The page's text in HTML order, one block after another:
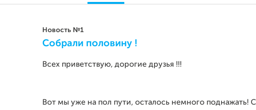
Новость №1
Собрали половину !
Всех приветствую, дорогие друзья !!!
Вот мы уже на пол пути, осталось немного поднажать!